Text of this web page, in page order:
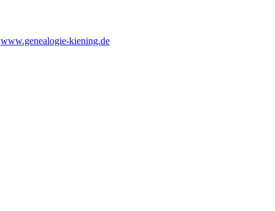
www.genealogie-kiening.de